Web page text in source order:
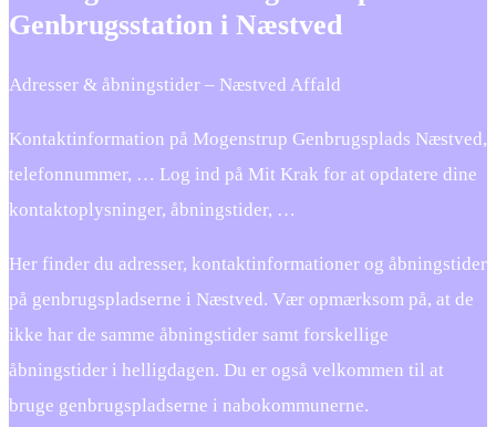
Genbrugsstation i Næstved
Adresser & åbningstider – Næstved Affald
Kontaktinformation på Mogenstrup Genbrugsplads Næstved,
telefonnummer, … Log ind på Mit Krak for at opdatere dine
kontaktoplysninger, åbningstider, …
Her finder du adresser, kontaktinformationer og åbningstider
på genbrugspladserne i Næstved. Vær opmærksom på, at de
ikke har de samme åbningstider samt forskellige
åbningstider i helligdagen. Du er også velkommen til at
bruge genbrugspladserne i nabokommunerne.